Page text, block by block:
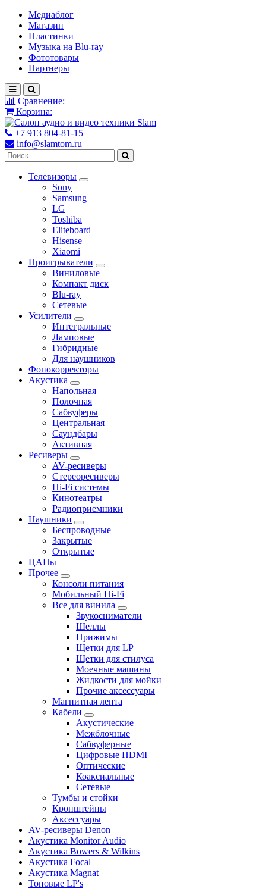
Медиаблог
Магазин
Пластинки
Музыка на Blu-ray
Фототовары
Партнеры
Сравнение:
Корзина:
+7 913 804-81-15
info@slamtom.ru
Телевизоры
Sony
Samsung
LG
Toshiba
Eliteboard
Hisense
Xiaomi
Проигрыватели
Виниловые
Компакт диск
Blu-ray
Сетевые
Усилители
Интегральные
Ламповые
Гибридные
Для наушников
Фонокорректоры
Акустика
Напольная
Полочная
Сабвуферы
Центральная
Саундбары
Активная
Ресиверы
AV-ресиверы
Стереоресиверы
Hi-Fi системы
Кинотеатры
Радиоприемники
Наушники
Беспроводные
Закрытые
Открытые
ЦАПы
Прочее
Консоли питания
Мобильный Hi-Fi
Все для винила
Звукосниматели
Шеллы
Прижимы
Щетки для LP
Щетки для стилуса
Моечные машины
Жидкости для мойки
Прочие аксессуары
Магнитная лента
Кабели
Акустические
Межблочные
Сабвуферные
Цифровые HDMI
Оптические
Коаксиальные
Сетевые
Тумбы и стойки
Кронштейны
Аксессуары
AV-ресиверы Denon
Акустика Monitor Audio
Акустика Bowers & Wilkins
Акустика Focal
Акустика Magnat
Топовые LP's